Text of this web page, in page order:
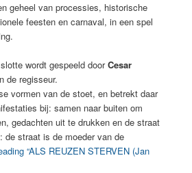
geheel van processies, historische
feesten en carnaval, in een spel
wordt gespeeld doorCesar
de regisseur.
vormen van de stoet, en betrekt daar
bij: samen naar buiten om
gedachten uit te drukken en de straat
de straat is de moeder van de
“ALS REUZEN STERVEN (Jan